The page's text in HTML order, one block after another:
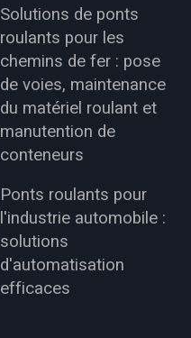
Solutions de ponts
roulants pour les
chemins de fer : pose
de voies, maintenance
du matériel roulant et
manutention de
conteneurs
Ponts roulants pour
l'industrie automobile :
solutions
d'automatisation
efficaces